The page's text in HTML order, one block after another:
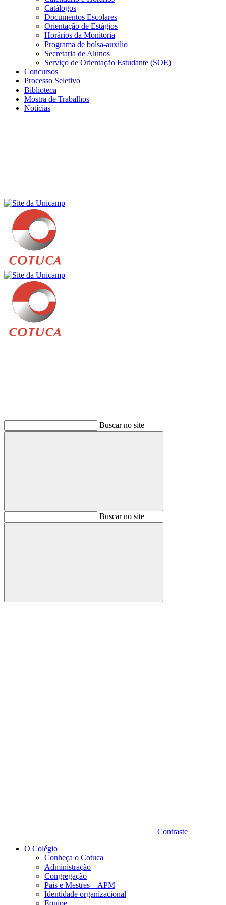
Catálogos
Documentos Escolares
Orientação de Estágios
Horários da Monitoria
Programa de bolsa-auxílio
Secretaria de Alunos
Serviço de Orientação Estudante (SOE)
Concursos
Processo Seletivo
Biblioteca
Mostra de Trabalhos
Notícias
Buscar no site
BuscarBuscar no site
Buscar
Contraste
O Colégio
Conheça o Cotuca
Administração
Congregação
Pais e Mestres – APM
Identidade organizacional
Equipe